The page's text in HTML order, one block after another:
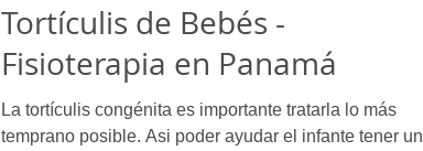
Tortículis de Bebés -
Fisioterapia en Panamá
La tortículis congénita es importante tratarla lo más
temprano posible. Asi poder ayudar el infante tener un